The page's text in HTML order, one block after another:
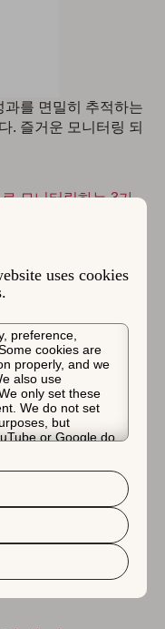
uses cookies
preference,
cookies are
properly, and we
also use
only set these
We do not set
but
or Google do.
data and the
our
your cookie settings
button.
과를 면밀히 추적하는
. 즐거운 모니터링 되
모니터링하는 3가
작
, Former CPO at
at AppTweak.
in digital companies
an app or a
only) chocolate